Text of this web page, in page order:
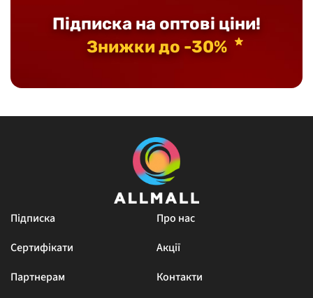
Підписка на оптові ціни!
Знижки до -30%
Підписка
Про нас
Сертифікати
Акції
Партнерам
Контакти